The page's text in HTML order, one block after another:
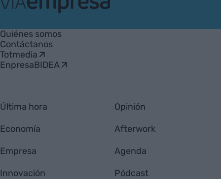
Empresa
Quiénes somos
Contáctanos
Totmedia
EnpresaBIDEA
Última hora
Economía
Empresa
Innovación
Opinión
Afterwork
Agenda
Pódcast